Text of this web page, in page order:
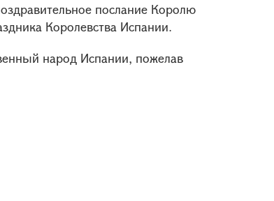
послание Королю
Королевства Испании.
народ Испании, пожелав